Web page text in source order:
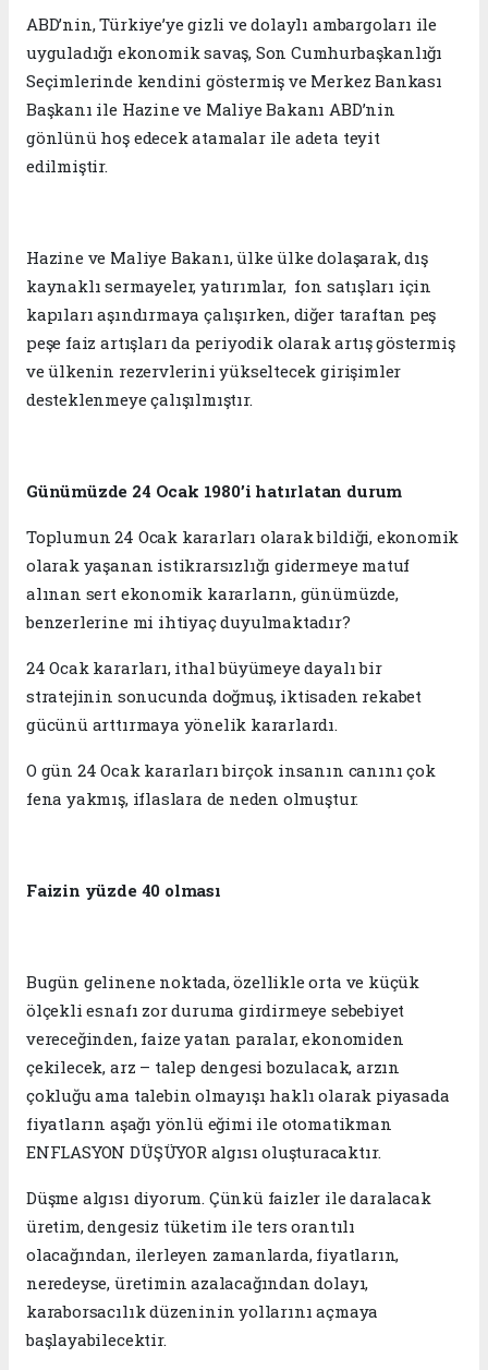
ABD’nin, Türkiye’ye gizli ve dolaylı ambargoları ile
uyguladığı ekonomik savaş, Son Cumhurbaşkanlığı
Seçimlerinde kendini göstermiş ve Merkez Bankası
Başkanı ile Hazine ve Maliye Bakanı ABD’nin
gönlünü hoş edecek atamalar ile adeta teyit
edilmiştir.
Hazine ve Maliye Bakanı, ülke ülke dolaşarak, dış
kaynaklı sermayeler, yatırımlar, fon satışları için
kapıları aşındırmaya çalışırken, diğer taraftan peş
peşe faiz artışları da periyodik olarak artış göstermiş
ve ülkenin rezervlerini yükseltecek girişimler
desteklenmeye çalışılmıştır.
Günümüzde 24 Ocak 1980’i hatırlatan durum
Toplumun 24 Ocak kararları olarak bildiği, ekonomik
olarak yaşanan istikrarsızlığı gidermeye matuf
alınan sert ekonomik kararların, günümüzde,
benzerlerine mi ihtiyaç duyulmaktadır?
24 Ocak kararları, ithal büyümeye dayalı bir
stratejinin sonucunda doğmuş, iktisaden rekabet
gücünü arttırmaya yönelik kararlardı.
O gün 24 Ocak kararları birçok insanın canını çok
fena yakmış, iflaslara de neden olmuştur.
Faizin yüzde 40 olması
Bugün gelinene noktada, özellikle orta ve küçük
ölçekli esnafı zor duruma girdirmeye sebebiyet
vereceğinden, faize yatan paralar, ekonomiden
çekilecek, arz – talep dengesi bozulacak, arzın
çokluğu ama talebin olmayışı haklı olarak piyasada
fiyatların aşağı yönlü eğimi ile otomatikman
ENFLASYON DÜŞÜYOR algısı oluşturacaktır.
Düşme algısı diyorum. Çünkü faizler ile daralacak
üretim, dengesiz tüketim ile ters orantılı
olacağından, ilerleyen zamanlarda, fiyatların,
neredeyse, üretimin azalacağından dolayı,
karaborsacılık düzeninin yollarını açmaya
başlayabilecektir.